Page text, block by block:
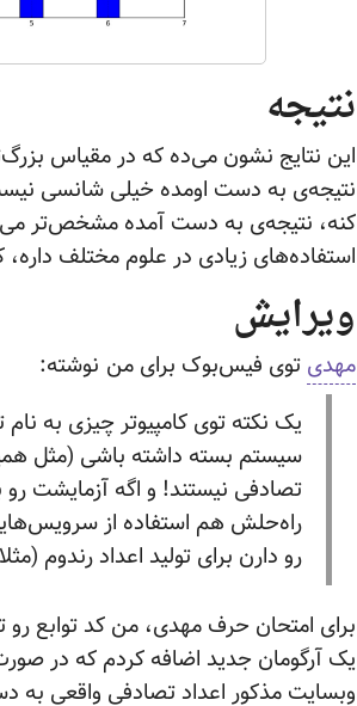
نتیجه‌
این نتایج نشون می‌ده که در مقیاس
نتیجه‌ی به دست اومده خیلی شانسی
کنه، نتیجه‌ی به دست آمده مشخص‌تر
استفاده‌های زیادی در علوم مختلف
ویرایش
مهدیتوی فیس‌بوک برای من نوشته:
یک نکته توی کامپیوتر چیزی به
سیستم بسته داشته باشی (مثل
تصادفی نیستند! و اگه آزمایشت
راه‌حلش هم استفاده از
رو دارن برای تولید اعداد رندوم
یک آرگومان جدید اضافه کردم که در